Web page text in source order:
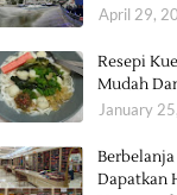
April 29,
Resepi
Mudah
January
Dapatkan